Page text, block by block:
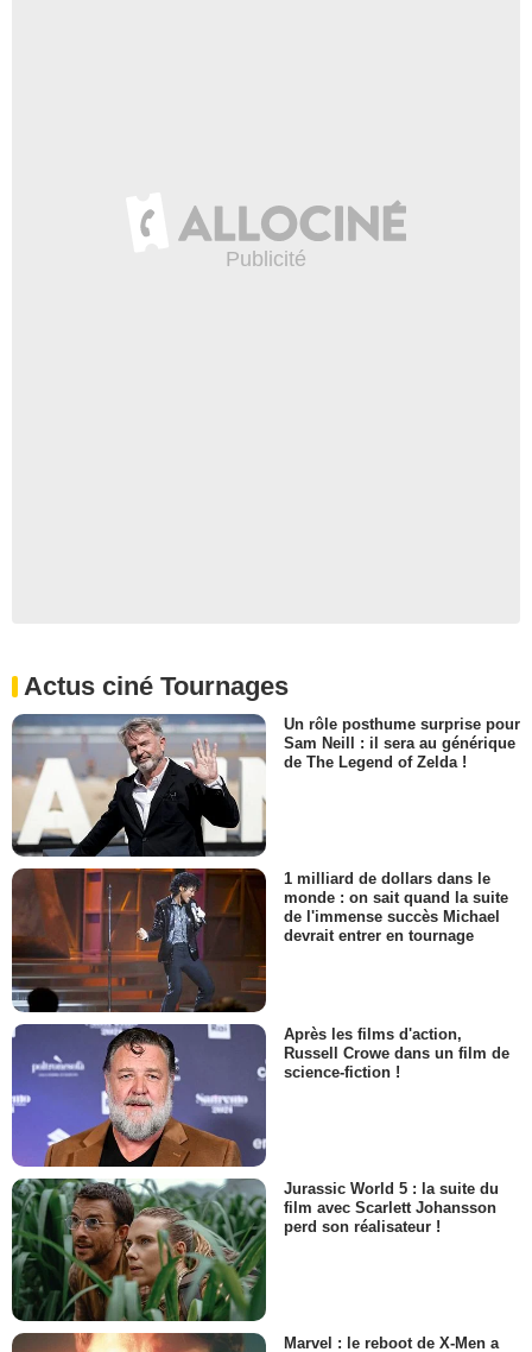
Actus ciné Tournages
Un rôle posthume surprise pour
Sam Neill : il sera au générique
de The Legend of Zelda !
1 milliard de dollars dans le
monde : on sait quand la suite
de l'immense succès Michael
devrait entrer en tournage
Après les films d'action,
Russell Crowe dans un film de
science-fiction !
Jurassic World 5 : la suite du
film avec Scarlett Johansson
perd son réalisateur !
Marvel : le reboot de X-Men a